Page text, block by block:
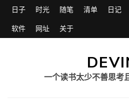
日子 时光 随笔 清单 日记
软件 网址 关于
一个读书太少不善思考